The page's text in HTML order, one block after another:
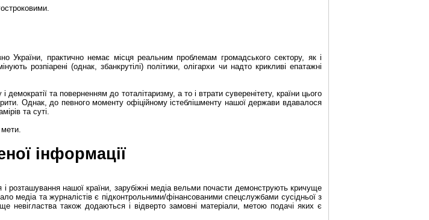
України, практично немає місця реальним проблемам громадського сектору, як і
розпіарені (однак, збанкрутілі) політики, олігархи чи надто крикливі епатажні
та поверненням до тоталітаризму, а то і втрати суверенітету, країни цього
Однак, до певного моменту офіційному істеблішменту нашої держави вдавалося
та суті.
мети.
інформації
розташування нашої країни, зарубіжні медіа вельми почасти демонструють кричуще
медіа та журналістів є підконтрольними/фінансованими спецслужбами сусідньої з
невігластва також додаються і відверто замовні матеріали, метою подачі яких є